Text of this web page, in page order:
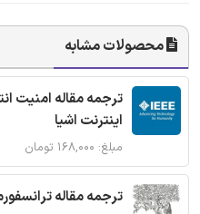
محصولات مشابه
اینترنت اشیا
مبلغ: ۱۶۸,۰۰۰ تومان
ترجمه مقاله